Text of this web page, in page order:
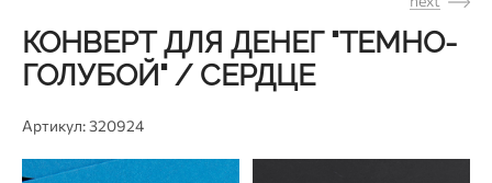
КОНВЕРТ ДЛЯ ДЕНЕГ "ТЕМНО-
ГОЛУБОЙ" / СЕРДЦЕ
Артикул: 320924